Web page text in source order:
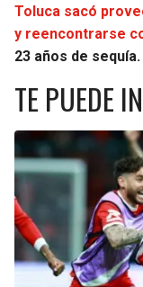
Toluca sacó
y reencontrarse
23 años de sequía.
TE PUEDE